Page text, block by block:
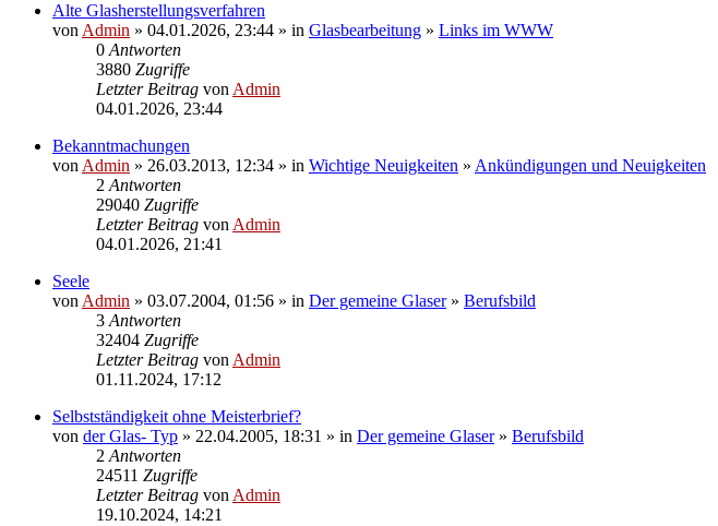
Alte Glasherstellungsverfahren
vonAdmin » 04.01.2026, 23:44 » in Glasbearbeitung » Links im WWW
0Antworten
3880 Zugriffe
Letzter Beitrag vonAdmin
04.01.2026, 23:44
Bekanntmachungen
vonAdmin » 26.03.2013, 12:34 » in Wichtige Neuigkeiten » Ankündigungen und Neuigkeiten
2Antworten
29040 Zugriffe
Letzter Beitrag vonAdmin
04.01.2026, 21:41
Seele
vonAdmin » 03.07.2004, 01:56 » in Der gemeine Glaser» Berufsbild
3Antworten
32404 Zugriffe
Letzter Beitrag vonAdmin
01.11.2024, 17:12
Selbstständigkeit ohne Meisterbrief?
von der Glas- Typ » 22.04.2005, 18:31 » in Der gemeine Glaser» Berufsbild
2Antworten
24511 Zugriffe
Letzter Beitrag vonAdmin
19.10.2024, 14:21